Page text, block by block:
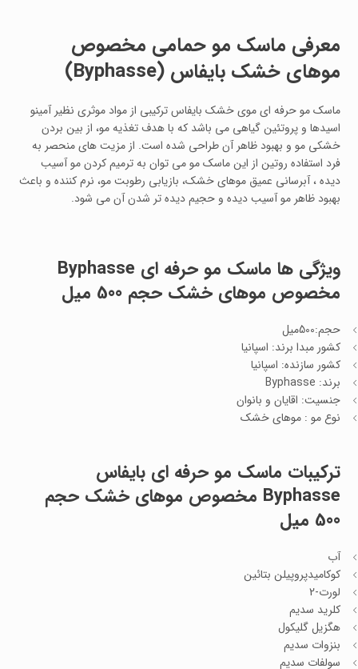
معرفی ماسک مو حمامی مخصوص
موهای خشک بایفاس (Byphasse)
ماسک مو حرفه ای موی خشک بایفاس ترکیبی از مواد موثری نظیر آمینو
اسیدها و پروتئین گیاهی می باشد که با هدف تغذیه مو، از بین بردن
خشکی مو و بهبود ظاهر آن طراحی شده است. از مزیت های منحصر به
فرد استفاده روتین از این ماسک مو می توان به ترمیم کردن مو آسیب
دیده ، آبرسانی عمیق موهای خشک، بازیابی رطوبت مو، نرم کننده و باعث
بهبود ظاهر مو آسیب دیده و حجیم دیده تر شدن آن می شود.
ویژگی ها
ماسک مو حرفه ای Byphasse
مخصوص موهای خشک حجم 500 میل
حجم:500میل
کشور مبدا برند: اسپانیا
کشور سازنده: اسپانیا
برند: Byphasse
جنسیت: اقایان و بانوان
نوع مو : موهای خشک
ترکیبات ماسک مو حرفه ای بایفاس
Byphasse مخصوص موهای خشک حجم
500 میل
آب
کوکامیدپروپیلن بتائین
لورت-2
کلرید سدیم
هگزیل گلیکول
بنزوات سدیم
سولفات سدیم